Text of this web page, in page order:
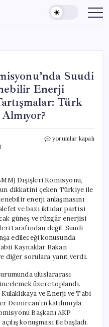
Suudi
Enerji
Türk
TBMM
ile
Yenilenebilir
Enerji
Anlaşması
Üzerine
Tartışmalar:
Türk
Şirketler
Neden
Yer
için
yorumlar kapalı
Dışişleri Komisyonu,
dikkatini çeken Türkiye ile
enerji anlaşmasını
ve bazı iktidar partisi
güneş ve rüzgâr enerjisi
tarafından değil, Suudi
edileceği konusunda
Kaynaklar Bakan
diğer sorulara yanıt verdi.
uluslararası
üzere toplandı.
Kulaklıkaya ve Enerji ve Tabi
Demircan’ın katılımıyla
Başkanı AKP
konuşması ile başladı.